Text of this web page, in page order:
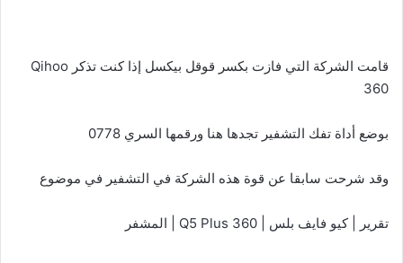
قامت الشركة التي فازت بكسر قوقل بيكسل إذا كنت تذكر Qihoo
360
بوضع أداة تفك التشفير تجدها هنا ورقمها السري 0778
وقد شرحت سابقا عن قوة هذه الشركة في التشفير في موضوع
تقرير | كيو فايف بلس | 360 Q5 Plus | المشفر